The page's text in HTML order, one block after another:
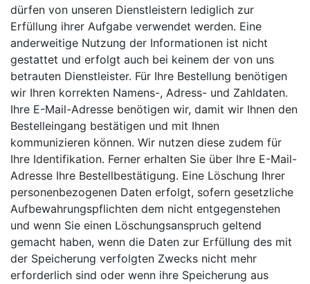
dürfen von unseren Dienstleistern lediglich zur
Erfüllung ihrer Aufgabe verwendet werden. Eine
anderweitige Nutzung der Informationen ist nicht
gestattet und erfolgt auch bei keinem der von uns
betrauten Dienstleister. Für Ihre Bestellung benötigen
wir Ihren korrekten Namens-, Adress- und Zahldaten.
Ihre E-Mail-Adresse benötigen wir, damit wir Ihnen den
Bestelleingang bestätigen und mit Ihnen
kommunizieren können. Wir nutzen diese zudem für
Ihre Identifikation. Ferner erhalten Sie über Ihre E-Mail-
Adresse Ihre Bestellbestätigung. Eine Löschung Ihrer
personenbezogenen Daten erfolgt, sofern gesetzliche
Aufbewahrungspflichten dem nicht entgegenstehen
und wenn Sie einen Löschungsanspruch geltend
gemacht haben, wenn die Daten zur Erfüllung des mit
der Speicherung verfolgten Zwecks nicht mehr
erforderlich sind oder wenn ihre Speicherung aus